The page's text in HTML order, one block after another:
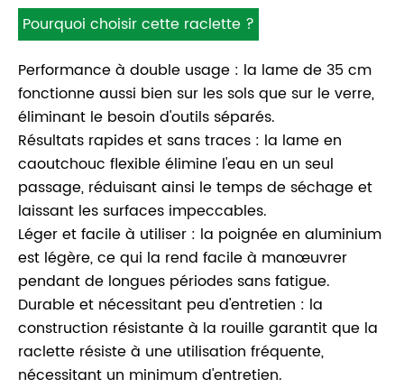
Pourquoi choisir cette raclette ?
Performance à double usage : la lame de 35 cm
fonctionne aussi bien sur les sols que sur le verre,
éliminant le besoin d'outils séparés.
Résultats rapides et sans traces : la lame en
caoutchouc flexible élimine l'eau en un seul
passage, réduisant ainsi le temps de séchage et
laissant les surfaces impeccables.
Léger et facile à utiliser : la poignée en aluminium
est légère, ce qui la rend facile à manœuvrer
pendant de longues périodes sans fatigue.
Durable et nécessitant peu d'entretien : la
construction résistante à la rouille garantit que la
raclette résiste à une utilisation fréquente,
nécessitant un minimum d'entretien.